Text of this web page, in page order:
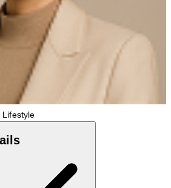
Lifestyle